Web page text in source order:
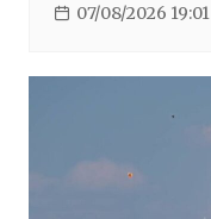
07/08/2026 19:01